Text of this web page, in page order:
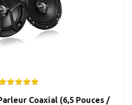
Coaxial (6,5 Pouces /